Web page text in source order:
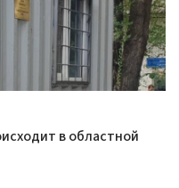
в областной